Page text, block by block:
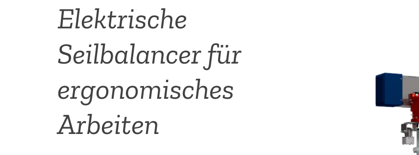
Elektrische
Seilbalancer für
ergonomisches
Arbeiten